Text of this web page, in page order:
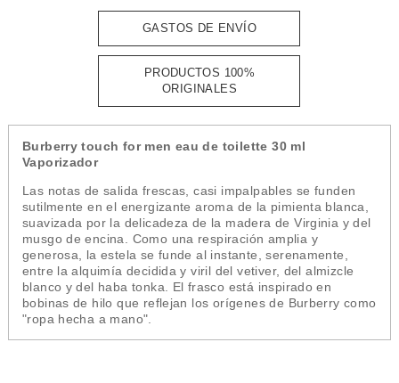
GASTOS DE ENVÍO
PRODUCTOS 100%
ORIGINALES
Burberry touch for men eau de toilette 30 ml
Vaporizador
Las notas de salida frescas, casi impalpables se funden
sutilmente en el energizante aroma de la pimienta blanca,
suavizada por la delicadeza de la madera de Virginia y del
musgo de encina. Como una respiración amplia y
generosa, la estela se funde al instante, serenamente,
entre la alquimía decidida y viril del vetiver, del almizcle
blanco y del haba tonka. El frasco está inspirado en
bobinas de hilo que reflejan los orígenes de Burberry como
"ropa hecha a mano".